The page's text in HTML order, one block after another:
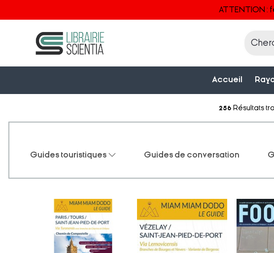
ATTENTION :
Accueil
256 Résultats
Guides touristiques Guides de conversation